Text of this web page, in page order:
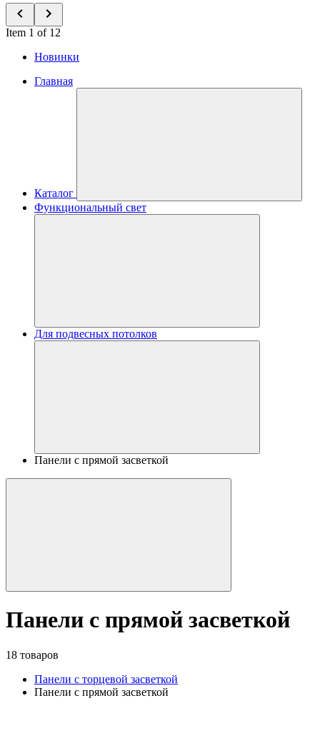
Item 1 of 12
Новинки
Главная
Каталог
Функциональный свет
Для подвесных потолков
Панели с прямой засветкой
Панели с прямой засветкой
18 товаров
Панели с торцевой засветкой
Панели с прямой засветкой